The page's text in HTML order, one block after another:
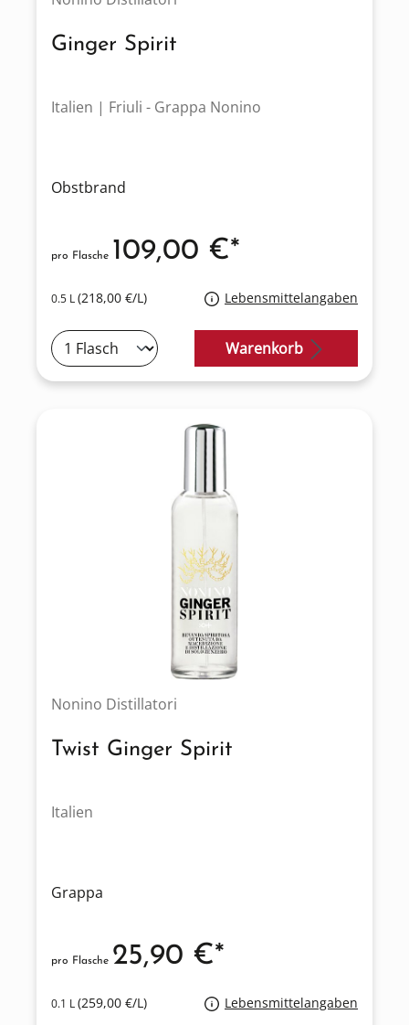
Ginger Spirit
Italien | Friuli - Grappa Nonino
Obstbrand
0.5 L(218,00 €/L) Lebensmittelangaben
pro Flasche 109,00 €*
Warenkorb
Nonino Distillatori
Twist Ginger Spirit
Italien
Grappa
0.1 L(259,00 €/L) Lebensmittelangaben
pro Flasche 25,90 €*